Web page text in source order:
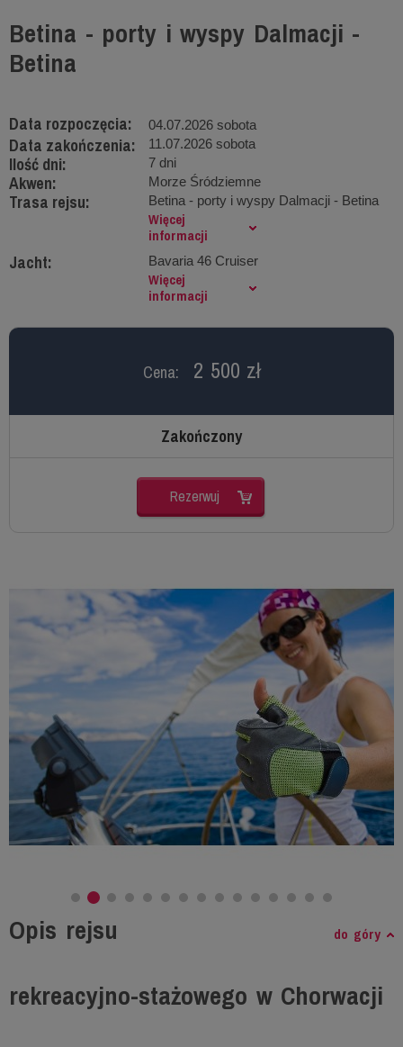
Betina - porty i wyspy Dalmacji -
Betina
Data rozpoczęcia: 04.07.2026 sobota
Data zakończenia: 11.07.2026 sobota
Ilość dni: 7 dni
Akwen: Morze Śródziemne
Trasa rejsu: Betina - porty i wyspy Dalmacji - Betina
Więcej
informacji
Jacht: Bavaria 46 Cruiser
Więcej
informacji
Cena: 2 500 zł
Zakończony
Rezerwuj
Opis rejsu do góry
rekreacyjno-stażowego w Chorwacji